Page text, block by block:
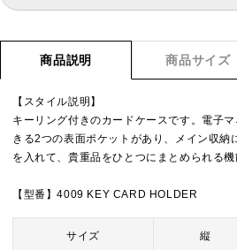
商品説明 商品サイズ
【スタイル説明】
キーリング付きのカードケースです。電子
きる2つの表面ポケットがあり、メイン収納
を入れて、貴重品をひとつにまとめられる機
【型番】4009 KEY CARD HOLDER
サイズ 縦